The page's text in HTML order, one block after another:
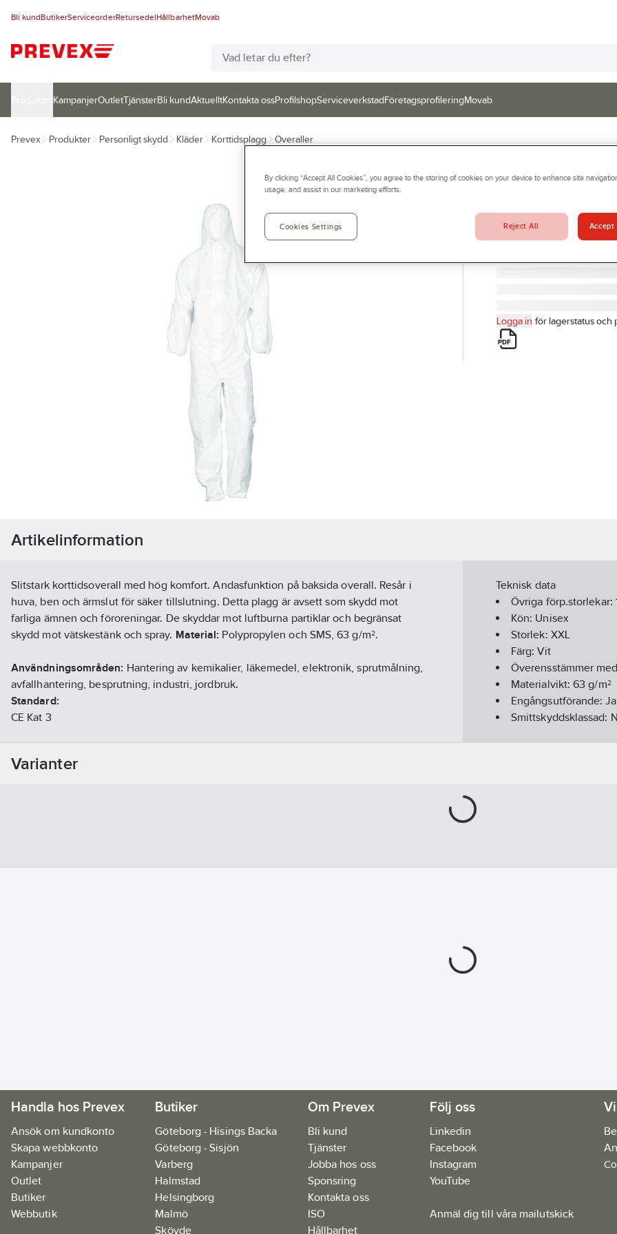
Bli kundButikerServiceorderRetursedelHållbarhetMovab
KampanjerOutletTjänsterBli kundAktuelltKontakta ossProfilshopServiceverkstadFöretagsprofileringMovab
Prevex Produkter Personligt skydd Kläder Korttidsplagg Overaller
ACTIVEWEAR
ENGÅNGSOVERALL
Artikelnr: 897508
Logga in för lagerstatus och
Artikelinformation
Slitstark korttidsoverall med hög komfort. Andasfunktion på baksida overall. Resår i
huva, ben och ärmslut för säker tillslutning. Detta plagg är avsett som skydd mot
farliga ämnen och föroreningar. De skyddar mot luftburna partiklar och begränsat
skydd mot vätskestänk och spray. Material: Polypropylen och SMS, 63 g/m².
Användningsområden: Hantering av kemikalier, läkemedel, elektronik, sprutmålning,
avfallhantering, besprutning, industri, jordbruk.
Standard:
CE Kat 3
EN 1149-5:2018 antistat
Teknisk data
Övriga förp.storlekar:
Kön: Unisex
Storlek: XXL
Färg:Vit
Överensstämmer
Materialvikt:63 g/m²
Engångsutförande:Ja
Smittskyddsklassad:
Varianter
Handla hos Prevex
Ansök om kundkonto
Skapa webbkonto
Kampanjer
Outlet
Butiker
Webbutik
Butiker
Göteborg - Hisings Backa
Göteborg - Sisjön
Varberg
Halmstad
Helsingborg
Malmö
Skövde
Om Prevex
Bli kund
Tjänster
Jobba hos oss
Sponsring
Kontakta oss
ISO
Hållbarhet
Följ oss
Linkedin
Facebook
Instagram
YouTube
Anmäl dig till våra mailutskick
By clicking “Accept All Cookies”, you agree to the storing of cookies on your device to enhance site
usage, and assist in our marketing efforts.
Cookies Settings Reject All Accept